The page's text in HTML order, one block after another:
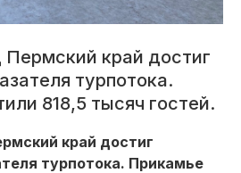
край достиг
турпотока.
818,5 тысяч гостей.
край достиг
турпотока. Прикамье